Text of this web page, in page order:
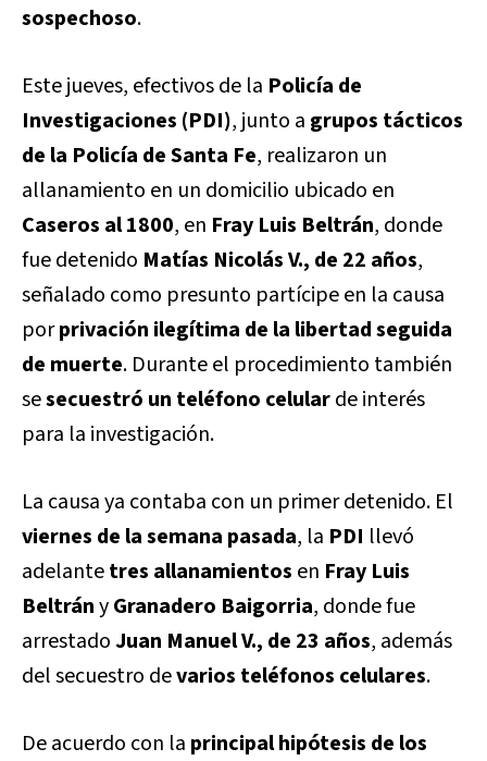
sospechoso.
Este jueves, efectivos de la Policía de
Investigaciones (PDI), junto a grupos tácticos
de la Policía de Santa Fe, realizaron un
allanamiento en un domicilio ubicado en
Caseros al 1800, en Fray Luis Beltrán, donde
fue detenido Matías Nicolás V., de 22 años,
señalado como presunto partícipe en la causa
porprivación ilegítima de la libertad seguida
de muerte. Durante el procedimiento también
sesecuestró un teléfono celularde interés
para la investigación.
La causa ya contaba con un primer detenido. El
viernes de la semana pasada, la PDI llevó
adelantetres allanamientos en Fray Luis
BeltrányGranadero Baigorria, donde fue
arrestadoJuan Manuel V., de 23 años, además
del secuestro devarios teléfonos celulares.
De acuerdo con la principal hipótesis de los